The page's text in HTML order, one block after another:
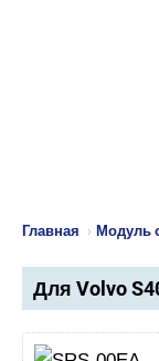
Главная › Модуль
Для Volvo